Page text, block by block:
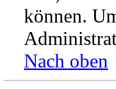
können.
Nach oben